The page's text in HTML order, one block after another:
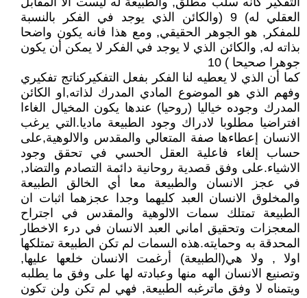
العقلي له) 9 (والكائن الذي يوجد في الفكر بالنسبة
للمفكر, هو الجوهر الحقيقي, ومع هذا فانه يكون واضحا
بذاته له, والكائن الذي لا يوجد في الفكر لا يمكن أن يكون
جوهرا صحيحا ) 10
كما أن الذي لا يعطيه لنا الفكر بفعل التفكيركناتج تفكيري
وفهم الذي هو الموضوع المادي المدرك لذاته,او الكائن
المدرك وجوده خياليا (روحيا) عندها يكون المخيال الغاءا
افتراضيا مطلوبا لادراك وجود الطبيعة ماديا.التي يرغب
الانسان إعطاءها صفة المتعالي والمقدس والالوهية,على
حساب إلغاء فاعلية العقل الحسي في تحقق وجود
الاشياء.على وفق قصدية روحانية دائمة التصادم والتضاد,
في عجز الانسان والطبيعة معا أي الخالق الطبيعة
والمخلوق الانسان العبد كليهما وجدا عجزهما اثبات ان
الطبيعة تمتلك سمات الالوهية والمقدس في اجتراح
المعجزات وتحقيق اماني العبد الانسان في درء الاخطار
المحدقة به وحمايته.هذه السمات لم تكن الطبيعة تمتلكها
اولا , ولا هي(الطبيعة) أرغمت الانسان خلعها عليها,
وتصنيع الانسان الهه منها وعبادته لها على وفق ما يطلبه
ويتمناه لا وفق ماترغبه الطبيعة, فهي لم تكن ولن تكون